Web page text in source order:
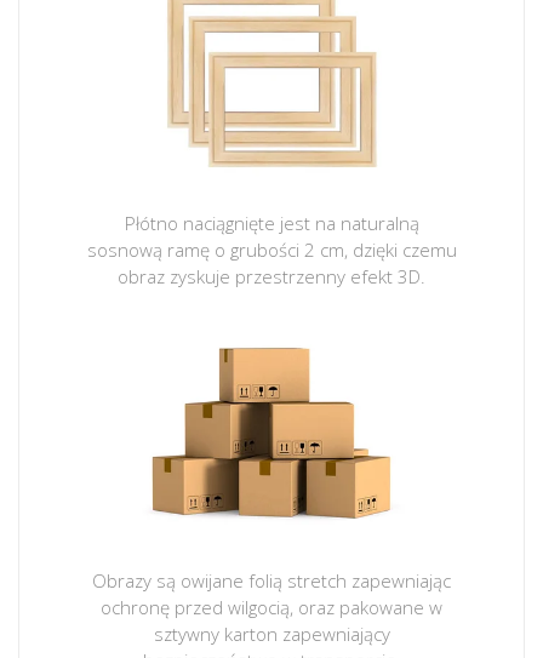
Płótno naciągnięte jest na naturalną
sosnową ramę o grubości 2 cm, dzięki czemu
obraz zyskuje przestrzenny efekt 3D.
Obrazy są owijane folią stretch zapewniając
ochronę przed wilgocią, oraz pakowane w
sztywny karton zapewniający